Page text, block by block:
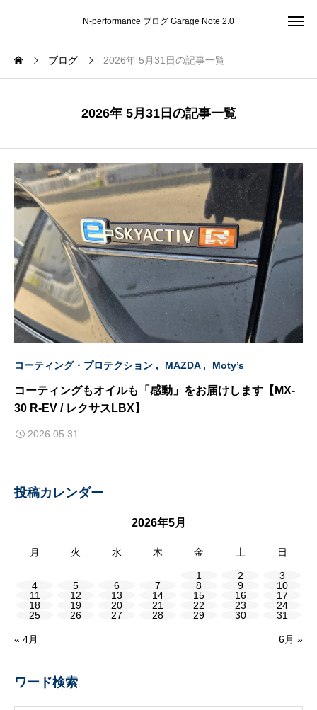
N-performance ブログ Garage Note 2.0
ブログ 2026年 5月31日の記事一覧
2026年 5月31日の記事一覧
コーティング・プロテクション MAZDA Moty’s
コーティングもオイルも「感動」をお届けします【MX-
30 R-EV / レクサスLBX】
2026.05.31
投稿カレンダー
2026年5月
月 火 水 木 金 土 日
1 2
3
4
5 6 7 8 9
10
11
12 13 14 15 16
17
18
19 20 21 22 23
24
25
26 27 28 29 30 31
« 4月 6月 »
ワード検索